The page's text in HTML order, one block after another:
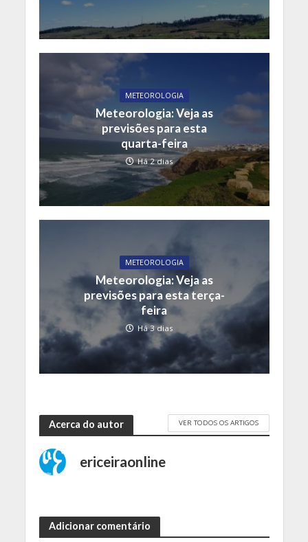
METEOROLOGIA
Meteorologia: Veja as
previsões para esta
quarta-feira
Há 2 dias
METEOROLOGIA
Meteorologia: Veja as
previsões para esta terça-
feira
Há 3 dias
Acerca do autor VER TODOS OS ARTIGOS
ericeiraonline
Adicionar comentário